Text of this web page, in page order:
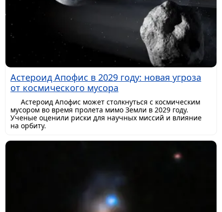
Астероид Апофис в 2029 году: новая угроза
от космического мусора
Астероид Апофис может столкнуться с космическим
мусором во время пролета мимо Земли в 2029 году.
Ученые оценили риски для научных миссий и влияние
на орбиту.